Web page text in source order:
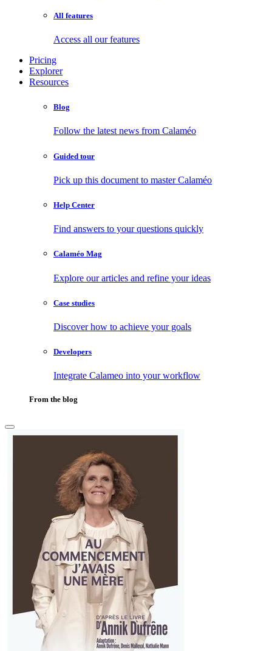
All features
Access all our features
Pricing
Explorer
Resources
Blog
Follow the latest news from Calaméo
Guided tour
Pick up this document to master Calaméo
Help Center
Find answers to your questions quickly
Calaméo Mag
Explore our articles and refine your ideas
Case studies
Discover how to achieve your goals
Developers
Integrate Calameo into your workflow
From the blog